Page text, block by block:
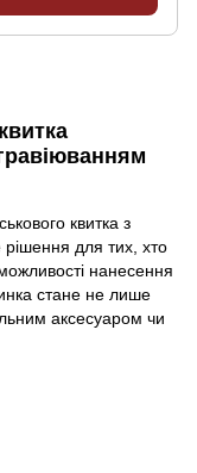
квитка з
для тих, хто
нанесення
стане не лише
аксесуаром чи